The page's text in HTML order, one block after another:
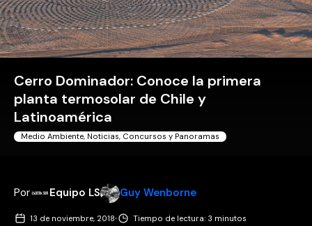
Cerro Dominador: Conoce la primera
planta termosolar de Chile y
Latinoamérica
Medio Ambiente, Noticias, Concursos y Panoramas
Por Equipo LS Guy Wenborne
13 de noviembre, 2018· Tiempo de lectura: 3 minutos